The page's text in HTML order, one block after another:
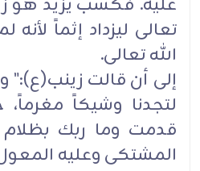
تعالى ليزداد إثماً
الله تعالى.
إلى أن قالت زينب(ع):"
لتجدنا وشيكاً مغرماً،
قدمت وما ربك بظلام
المشتكى وعليه